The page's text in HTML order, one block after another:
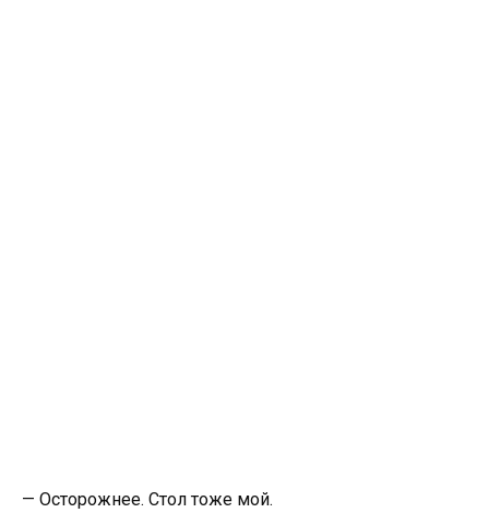
— Осторожнее. Стол тоже мой.